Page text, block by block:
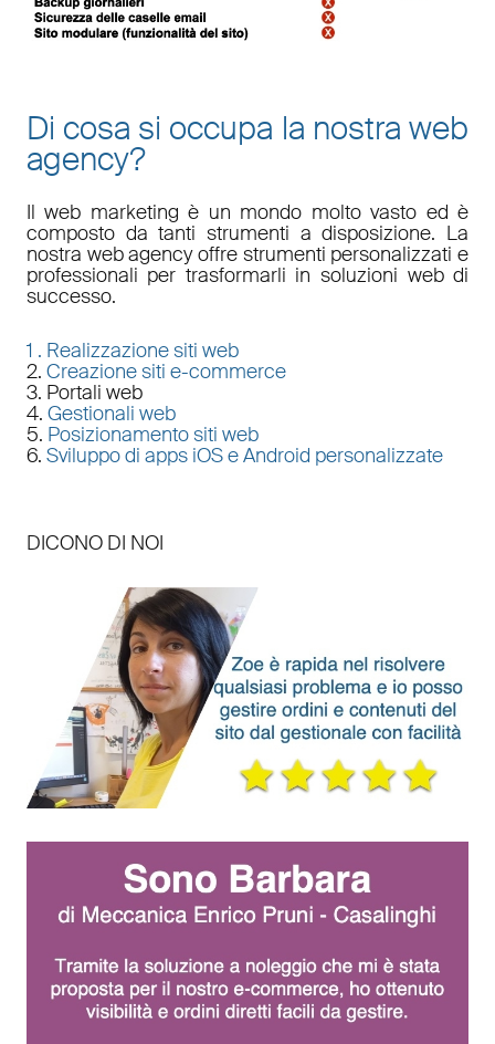
Di cosa si occupa la nostra web
agency?
Ilweb marketing è un mondo molto vasto ed è
composto da tanti strumenti a disposizione. La
nostra web agencyoffre strumenti personalizzati e
professionali per trasformarli in soluzioni web di
successo.
1 . Realizzazione siti web
2. Creazione siti e-commerce
3. Portali web
4. Gestionali web
5. Posizionamento siti web
6. Sviluppo di apps iOS e Android personalizzate
DICONO DI NOI